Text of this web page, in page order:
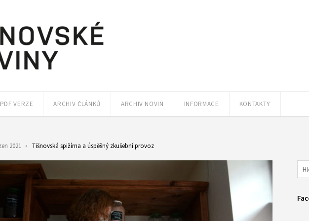
PDF VERZE ARCHIV ČLÁNKŮ ARCHIV NOVIN INFORMACE KONTAKTY
2021 Tišnovská spižírna a úspěšný zkušební provoz